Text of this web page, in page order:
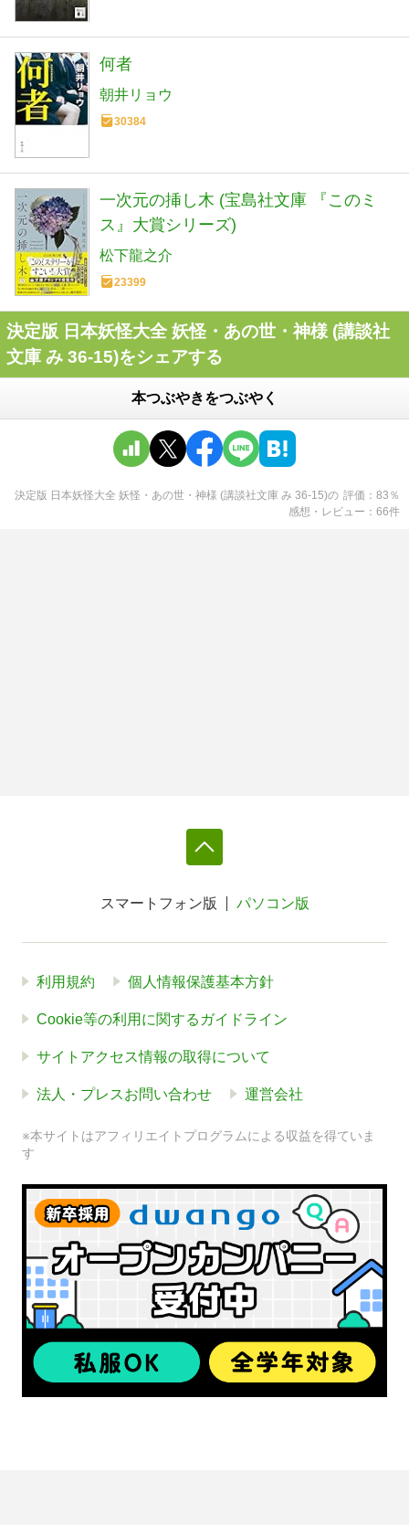
何者
朝井リョウ
30384
一次元の挿し木 (宝島社文庫 『このミ
ス』大賞シリーズ)
松下龍之介
23399
決定版 日本妖怪大全 妖怪・あの世・神様 (講談社
文庫 み 36-15)をシェアする
本つぶやきをつぶやく
決定版 日本妖怪大全 妖怪・あの世・神様 (講談社文庫 み 36-15)の 評価 83 ％
感想・レビュー
66件
スマートフォン版 パソコン版
利用規約 個人情報保護基本方針
Cookie等の利用に関するガイドライン
サイトアクセス情報の取得について
法人・プレスお問い合わせ 運営会社
※本サイトはアフィリエイトプログラムによる収益を得ていま
す